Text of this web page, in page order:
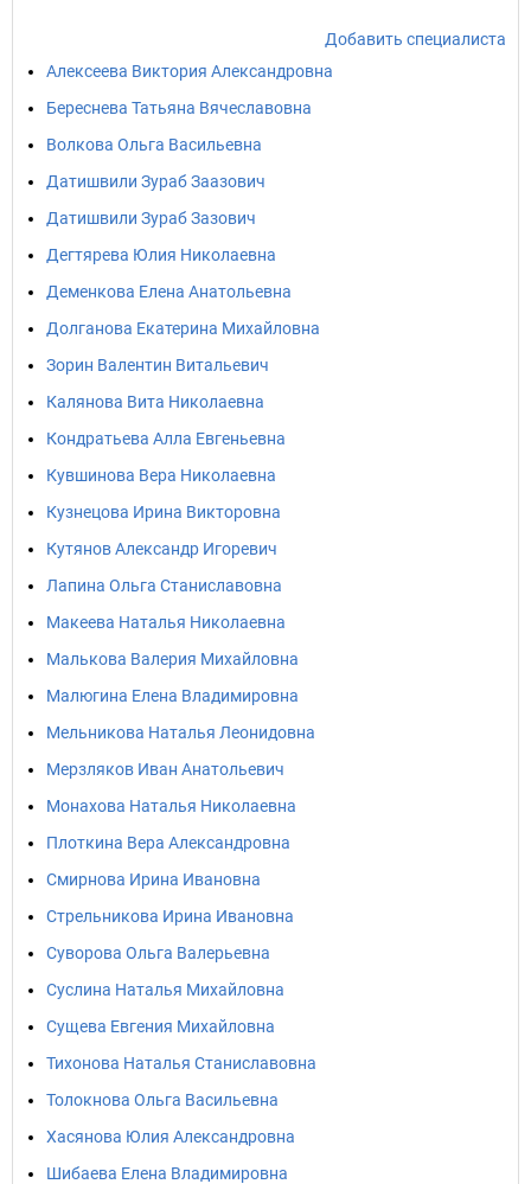
Добавить специалиста
Алексеева Виктория Александровна
Береснева Татьяна Вячеславовна
Волкова Ольга Васильевна
Датишвили Зураб Заазович
Датишвили Зураб Зазович
Дегтярева Юлия Николаевна
Деменкова Елена Анатольевна
Долганова Екатерина Михайловна
Зорин Валентин Витальевич
Калянова Вита Николаевна
Кондратьева Алла Евгеньевна
Кувшинова Вера Николаевна
Кузнецова Ирина Викторовна
Кутянов Александр Игоревич
Лапина Ольга Станиславовна
Макеева Наталья Николаевна
Малькова Валерия Михайловна
Малюгина Елена Владимировна
Мельникова Наталья Леонидовна
Мерзляков Иван Анатольевич
Монахова Наталья Николаевна
Плоткина Вера Александровна
Смирнова Ирина Ивановна
Стрельникова Ирина Ивановна
Суворова Ольга Валерьевна
Суслина Наталья Михайловна
Сущева Евгения Михайловна
Тихонова Наталья Станиславовна
Толокнова Ольга Васильевна
Хасянова Юлия Александровна
Шибаева Елена Владимировна